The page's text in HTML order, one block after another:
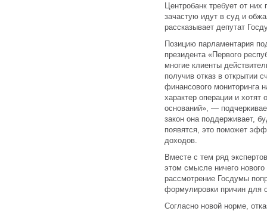
Центробанк требует от
зачастую идут в суд и
рассказывает депутат
Позицию парламентария
президента «Первого
многие клиенты
получив отказ в открытии
финансового мониторинга
характер операции и
оснований», —
закон она поддерживает,
появятся, это поможет
доходов.
Вместе с тем ряд
этом смысле ничего
рассмотрение Госдумы
формулировки причин для
Согласно новой норме,